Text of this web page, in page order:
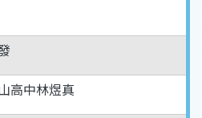
高中林煜真